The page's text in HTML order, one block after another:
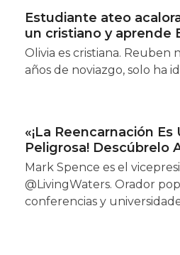
Estudiante ateo
un cristiano y aprende
Olivia es cristiana. Reuben
años de noviazgo, solo ha
«¡La Reencarnación
Peligrosa! Descúbrelo
Mark Spence es el
@LivingWaters. Orador
conferencias y